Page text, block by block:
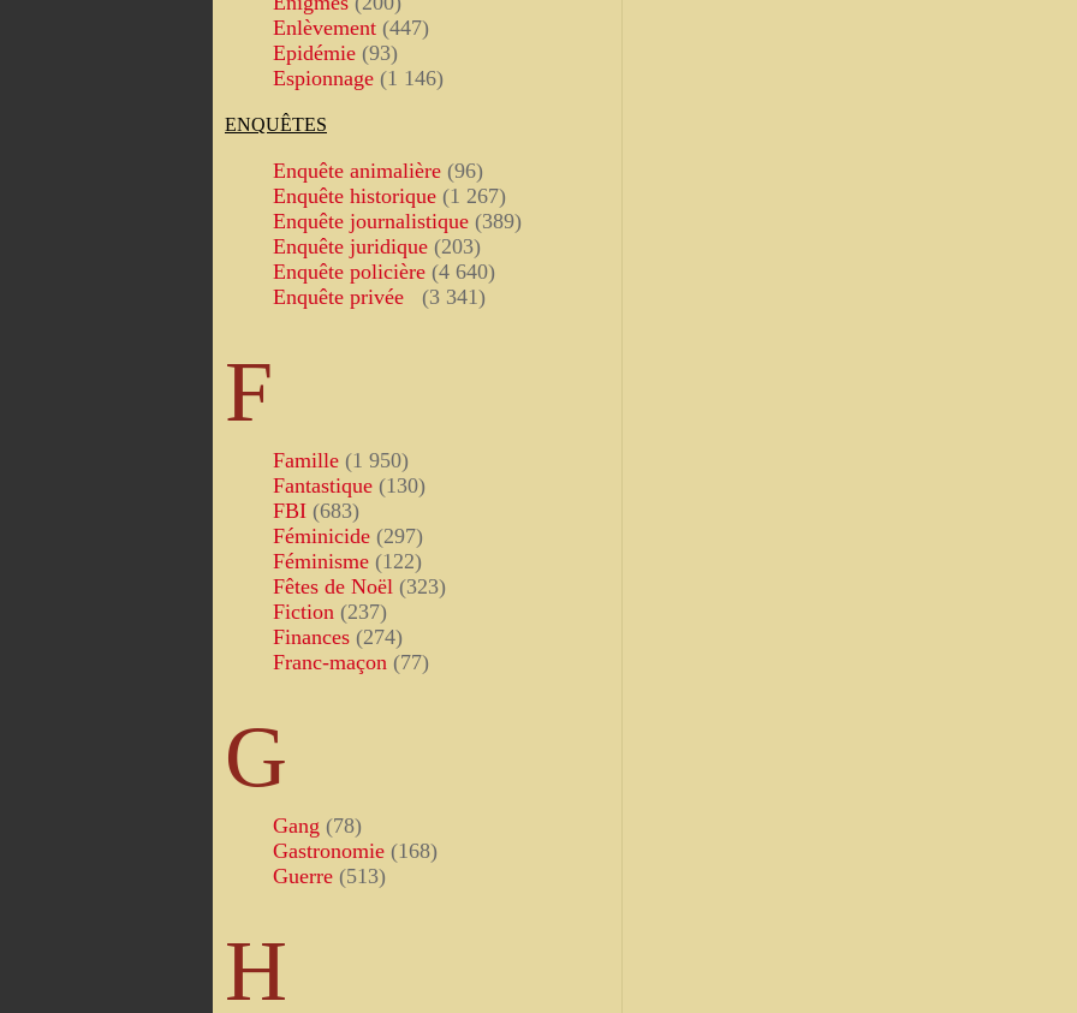
Enlèvement (447)
Epidémie (93)
Espionnage (1 146)
ENQUÊTES
Enquête animalière (96)
Enquête historique (1 267)
Enquête journalistique (389)
Enquête juridique (203)
Enquête policière (4 640)
Enquête privée
(3 341)
F
Famille (1 950)
Fantastique (130)
FBI (683)
Féminicide (297)
Féminisme (122)
Fêtes de Noël (323)
Fiction (237)
Finances (274)
Franc-maçon (77)
G
Gang (78)
Gastronomie (168)
Guerre (513)
H